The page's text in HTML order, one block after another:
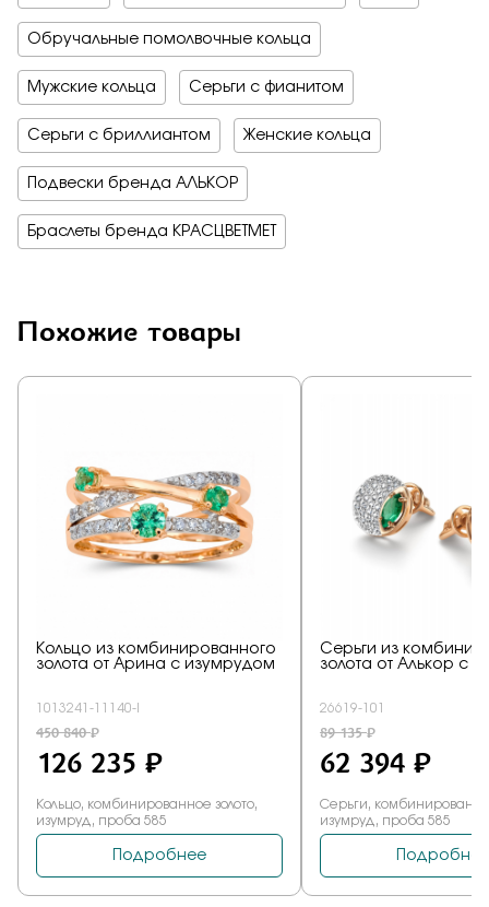
Обручальные помолвочные кольца
Мужские кольца Серьги с фианитом
Серьги с бриллиантом Женские кольца
Подвески бренда АЛЬКОР
Браслеты бренда КРАСЦВЕТМЕТ
Похожие товары